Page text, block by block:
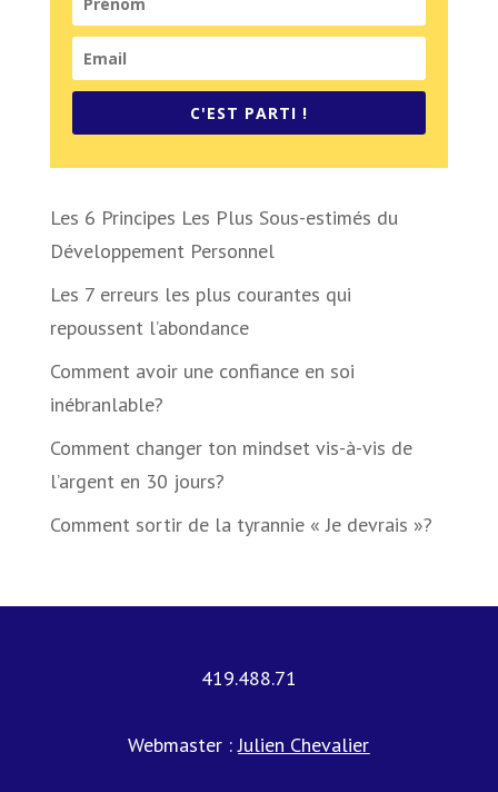
C'EST PARTI !
Les 6 Principes Les Plus Sous-estimés du
Développement Personnel
Les 7 erreurs les plus courantes qui
repoussent l’abondance
Comment avoir une confiance en soi
inébranlable?
Comment changer ton mindset vis-à-vis de
l’argent en 30 jours?
Comment sortir de la tyrannie « Je devrais »?
419.488.71
Webmaster :Julien Chevalier